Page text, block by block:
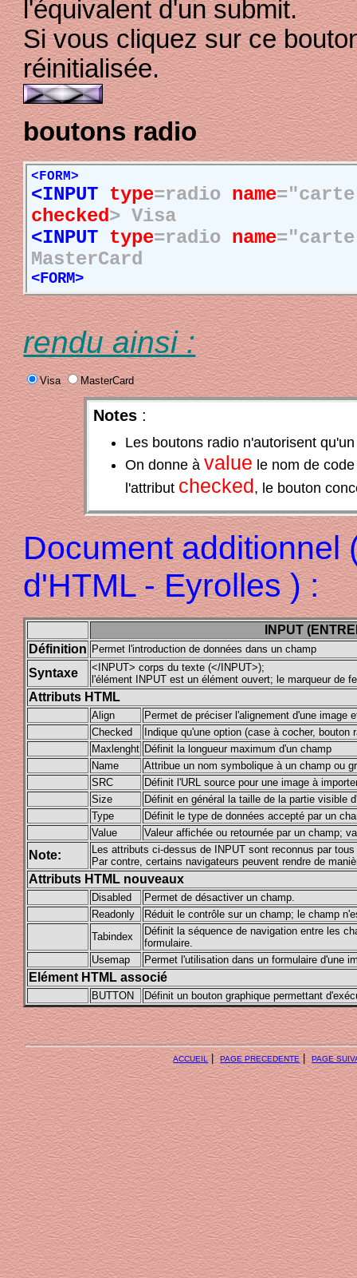
l'équivalent d'un submit.
Si vous cliquez sur ce
réinitialisée.
boutons radio
<FORM>
<INPUT type=radio name
checked> Visa
<INPUT type=radio name
MasterCard
<FORM>
rendu ainsi :
Visa MasterCard
Notes:
Les boutons radio n'autorisent
On donne à value le nom de
l'attribut checked, le bouton
Document additionnel
d'HTML - Eyrolles ) :
INPUT
Définition Permet l'introduction de données dans un champ
Syntaxe
<INPUT> corps du texte (</INPUT>);
l'élément INPUT est un élément ouvert; le marqueur de
Attributs HTML
Align
Permet de préciser l'alignement d'une image
Checked
Indique qu'une option (case à cocher, bouton
Maxlenght Définit la longueur maximum d'un champ
Name
Attribue un nom symbolique à un champ ou
SRC
Définit l'URL source pour une image à
Size
Définit en général la taille de la partie visible
Type
Définit le type de données accepté par un
Value
Valeur affichée ou retournée par un champ;
Note:
Les attributs ci-dessus de INPUT sont reconnus par
Par contre, certains navigateurs peuvent rendre de
Attributs HTML nouveaux
Disabled
Permet de désactiver un champ.
Readonly
Réduit le contrôle sur un champ; le champ
Tabindex
Définit la séquence de navigation entre les
formulaire.
Usemap
Permet l'utilisation dans un formulaire d'une
Elément HTML associé
BUTTON Définit un bouton graphique permettant
ACCUEIL|PAGE PRECEDENTE|PAGE